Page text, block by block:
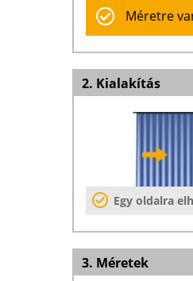
Méretre
2. Kialakítás
Egy oldalra
3. Méretek